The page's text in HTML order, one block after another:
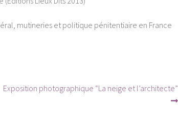
mutineries et politique pénitentiaire en France
Article
Exposition photographique “La neige et l’architecte”